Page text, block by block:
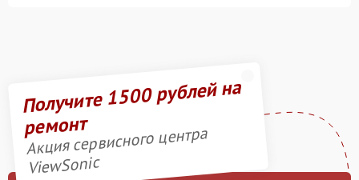
Получите 1500 рублей на
ремонт
Акция сервисного центра
ViewSonic